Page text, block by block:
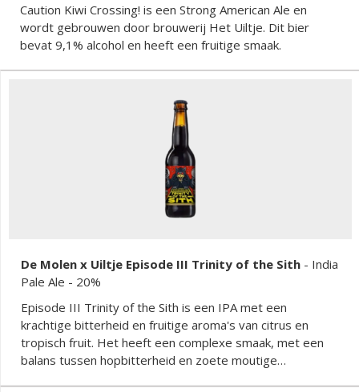
Caution Kiwi Crossing! is een Strong American Ale en
wordt gebrouwen door brouwerij Het Uiltje. Dit bier
bevat 9,1% alcohol en heeft een fruitige smaak.
De Molen x Uiltje Episode III Trinity of the Sith - India
Pale Ale - 20%
Episode III Trinity of the Sith is een IPA met een
krachtige bitterheid en fruitige aroma's van citrus en
tropisch fruit. Het heeft een complexe smaak, met een
balans tussen hopbitterheid en zoete moutige